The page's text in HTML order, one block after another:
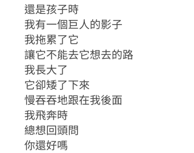
還是孩子時
我有一個巨人的影子
我拖累了它
讓它不能去它想去的路
我長大了
它卻矮了下來
慢吞吞地跟在我後面
我飛奔時
總想回頭問
你還好嗎